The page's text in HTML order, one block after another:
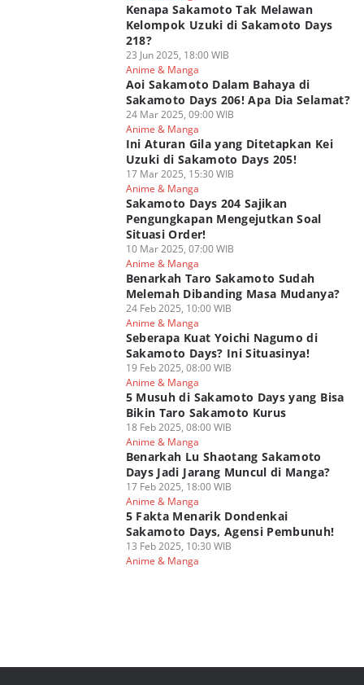
Kenapa Sakamoto Tak Melawan
Kelompok Uzuki di Sakamoto Days
218?
23 Jun 2025, 18:00 WIB
Anime & Manga
Aoi Sakamoto Dalam Bahaya di
Sakamoto Days 206! Apa Dia Selamat?
24 Mar 2025, 09:00 WIB
Anime & Manga
Ini Aturan Gila yang Ditetapkan Kei
Uzuki di Sakamoto Days 205!
17 Mar 2025, 15:30 WIB
Anime & Manga
Sakamoto Days 204 Sajikan
Pengungkapan Mengejutkan Soal
Situasi Order!
10 Mar 2025, 07:00 WIB
Anime & Manga
Benarkah Taro Sakamoto Sudah
Melemah Dibanding Masa Mudanya?
24 Feb 2025, 10:00 WIB
Anime & Manga
Seberapa Kuat Yoichi Nagumo di
Sakamoto Days? Ini Situasinya!
19 Feb 2025, 08:00 WIB
Anime & Manga
5 Musuh di Sakamoto Days yang Bisa
Bikin Taro Sakamoto Kurus
18 Feb 2025, 08:00 WIB
Anime & Manga
Benarkah Lu Shaotang Sakamoto
Days Jadi Jarang Muncul di Manga?
17 Feb 2025, 18:00 WIB
Anime & Manga
5 Fakta Menarik Dondenkai
Sakamoto Days, Agensi Pembunuh!
13 Feb 2025, 10:30 WIB
Anime & Manga